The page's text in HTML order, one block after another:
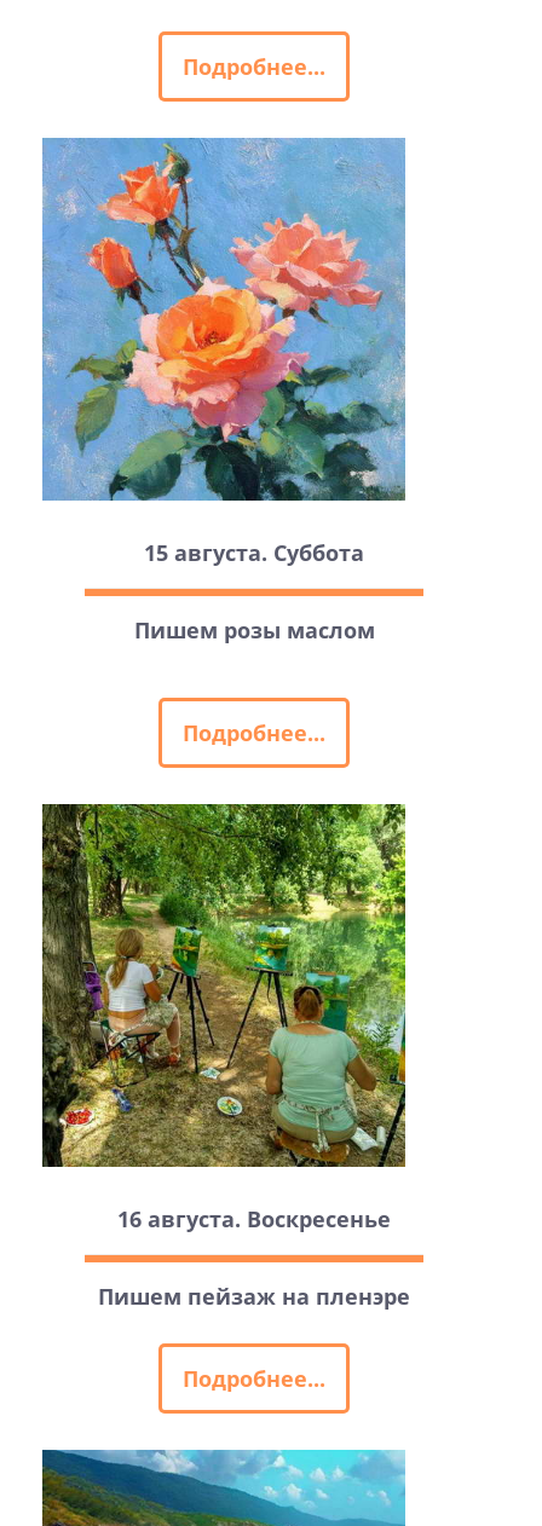
Подробнее...
15 августа. Суббота
Пишем розы маслом
Подробнее...
16 августа. Воскресенье
Пишем пейзаж на пленэре
Подробнее...